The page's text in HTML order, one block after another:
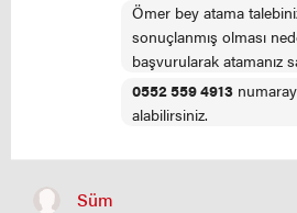
Ömer bey atama
sonuçlanmış olması
başvurularak atamanız
0552 559 4913
alabilirsiniz.
Süm